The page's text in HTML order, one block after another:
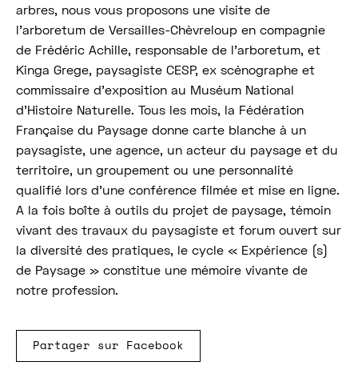
arbres, nous vous proposons une visite de
l’arboretum de Versailles-Chèvreloup en compagnie
de Frédéric Achille, responsable de l’arboretum, et
Kinga Grege, paysagiste CESP, ex scénographe et
commissaire d’exposition au Muséum National
d’Histoire Naturelle. Tous les mois, la Fédération
Française du Paysage donne carte blanche à un
paysagiste, une agence, un acteur du paysage et du
territoire, un groupement ou une personnalité
qualifié lors d’une conférence filmée et mise en ligne.
A la fois boîte à outils du projet de paysage, témoin
vivant des travaux du paysagiste et forum ouvert sur
la diversité des pratiques, le cycle « Expérience (s)
de Paysage » constitue une mémoire vivante de
notre profession.
Partager sur Facebook